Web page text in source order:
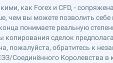
как Forex и CFD, -
чем вы можете позволить
понимаете реальную
сделок
пожалуйста, обратитесь к
Соединённого Королевства